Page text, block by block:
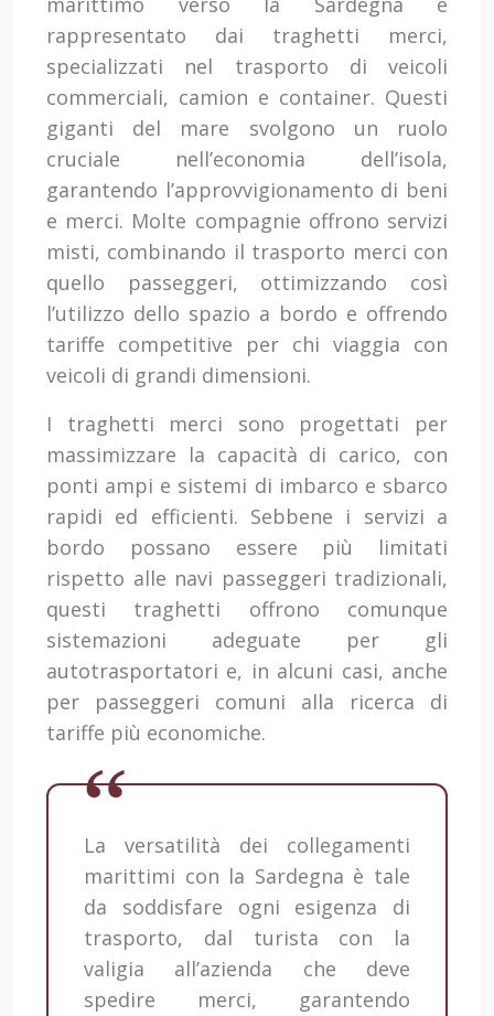
rappresentato dai traghetti merci,
specializzati nel trasporto di veicoli
commerciali, camion e container. Questi
giganti del mare svolgono un ruolo
cruciale nell’economia dell’isola,
garantendo l’approvvigionamento di beni
e merci. Molte compagnie offrono servizi
misti, combinando il trasporto merci con
quello passeggeri, ottimizzando così
l’utilizzo dello spazio a bordo e offrendo
tariffe competitive per chi viaggia con
veicoli di grandi dimensioni.
I traghetti merci sono progettati per
massimizzare la capacità di carico, con
ponti ampi e sistemi di imbarco e sbarco
rapidi ed efficienti. Sebbene i servizi a
bordo possano essere più limitati
rispetto alle navi passeggeri tradizionali,
questi traghetti offrono comunque
sistemazioni adeguate per gli
autotrasportatori e, in alcuni casi, anche
per passeggeri comuni alla ricerca di
tariffe più economiche.
La versatilità dei collegamenti
marittimi con la Sardegna è tale
da soddisfare ogni esigenza di
trasporto, dal turista con la
valigia all’azienda che deve
spedire merci, garantendo